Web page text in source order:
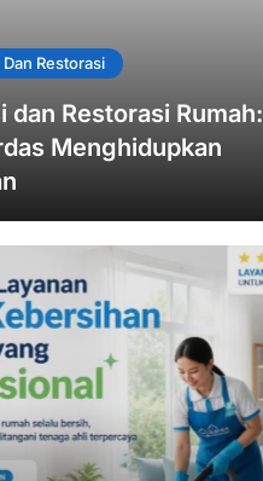
Restorasi
dan Restorasi Rumah:
Menghidupkan